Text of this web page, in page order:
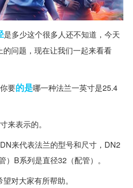
是多少这个很多人还不知道，今天
问题，现在让我们一起来看看
要的是哪一种法兰一英寸是25.4
来表示的。
来代表法兰的型号和尺寸，DN2
）B系列是直径32（配管）。
对大家有所帮助。